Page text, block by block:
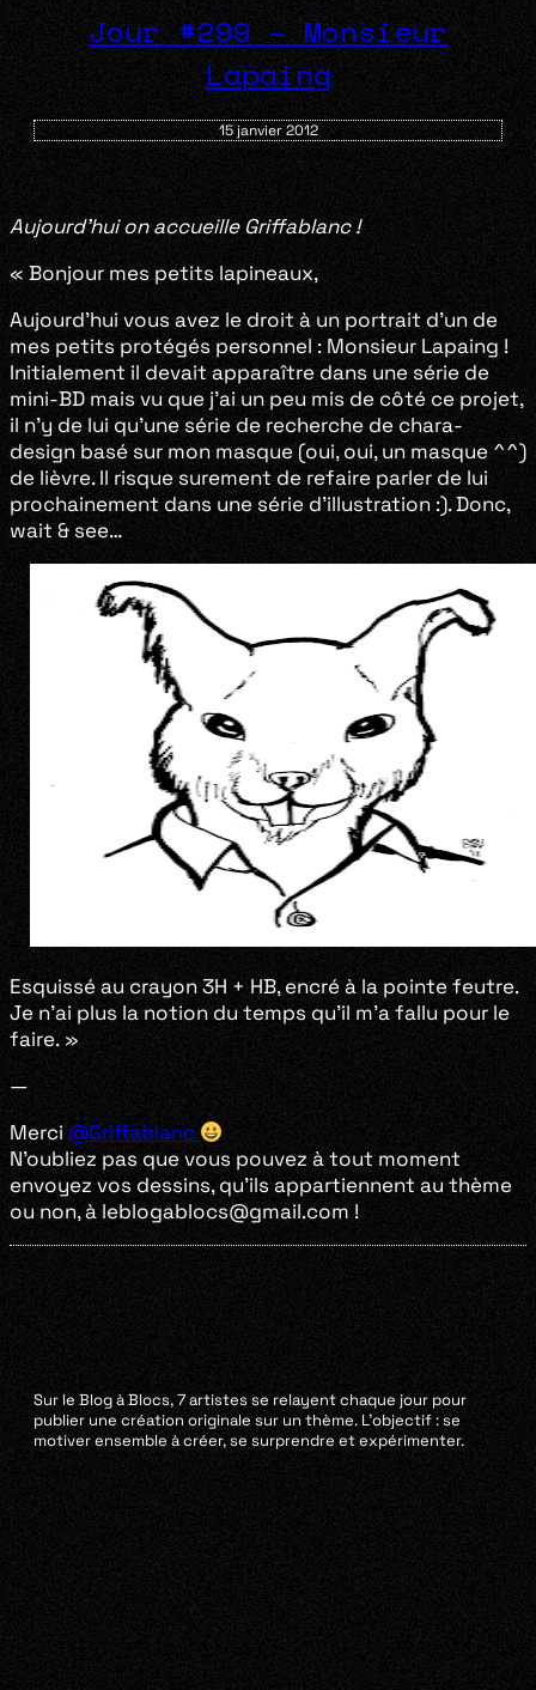
Jour #299 – Monsieur
Lapaing
15 janvier 2012
Aujourd’hui on accueille Griffablanc !
« Bonjour mes petits lapineaux,
Aujourd’hui vous avez le droit à un portrait d’un de
mes petits protégés personnel : Monsieur Lapaing !
Initialement il devait apparaître dans une série de
mini-BD mais vu que j’ai un peu mis de côté ce projet,
il n’y de lui qu’une série de recherche de chara-
design basé sur mon masque (oui, oui, un masque ^^)
de lièvre. Il risque surement de refaire parler de lui
prochainement dans une série d’illustration :). Donc,
wait & see…
Esquissé au crayon 3H + HB, encré à la pointe feutre.
Je n’ai plus la notion du temps qu’il m’a fallu pour le
faire. »
—
Merci @Griffablanc
N’oubliez pas que vous pouvez à tout moment
envoyez vos dessins, qu’ils appartiennent au thème
ou non, à leblogablocs@gmail.com !
Sur le Blog à Blocs, 7 artistes se relayent chaque jour pour
publier une création originale sur un thème. L’objectif : se
motiver ensemble à créer, se surprendre et expérimenter.